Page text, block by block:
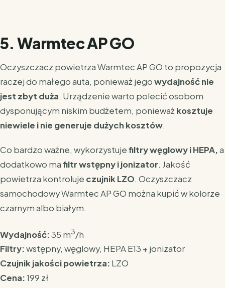
5. Warmtec AP GO
Oczyszczacz powietrza Warmtec AP GO to propozycja
raczej do małego auta, ponieważ jegowydajność nie
jest zbyt duża. Urządzenie warto polecić osobom
dysponującym niskim budżetem, ponieważkosztuje
niewiele i nie generuje dużych kosztów.
Co bardzo ważne, wykorzystujefiltry węglowy i HEPA,a
dodatkowo mafiltr wstępny i jonizator. Jakość
powietrza kontroluje czujnik LZO. Oczyszczacz
samochodowy Warmtec AP GO można kupić w kolorze
czarnym albo białym.
Wydajność:35 m3/h
Filtry:wstępny, węglowy, HEPA E13 + jonizator
Czujnik jakości powietrza: LZO
Cena:199 zł